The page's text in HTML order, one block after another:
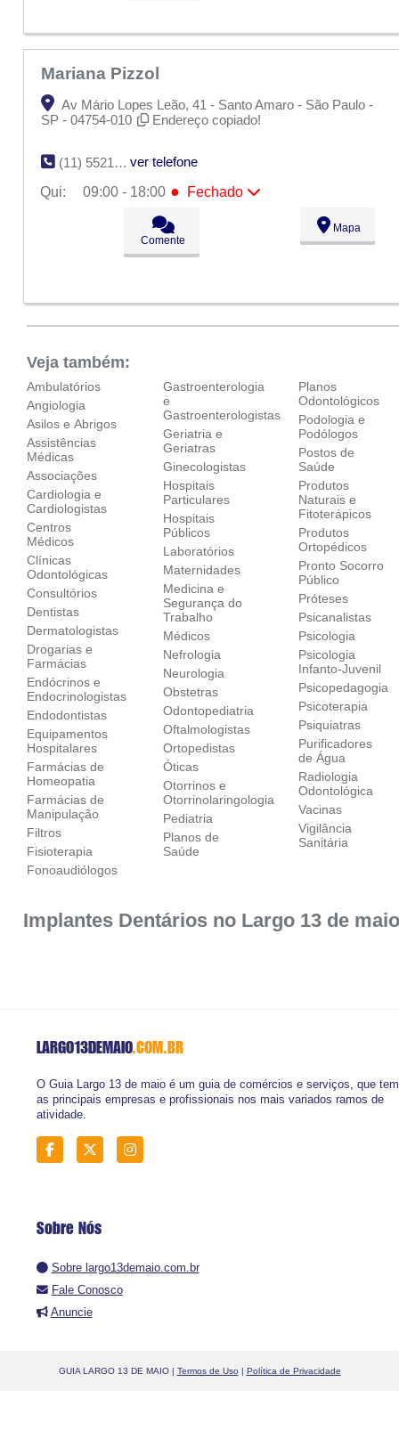
Mariana Pizzol
Av Mário Lopes Leão, 41 - Santo Amaro - São Paulo -
SP - 04754-010
Endereço copiado!
(11) 5521-3862
ver telefone
Qui:
09:00 - 18:00 ● Fechado
09:00 - 18:00
09:00 - 18:00
09:00 - 18:00
Comente
Mapa
Veja também:
Ambulatórios
Angiologia
Asilos e Abrigos
Assistências
Médicas
Associações
Cardiologia e
Cardiologistas
Centros
Médicos
Clínicas
Odontológicas
Consultórios
Dentistas
Dermatologistas
Drogarias e
Farmácias
Endócrinos e
Endocrinologistas
Endodontistas
Equipamentos
Hospitalares
Farmácias de
Homeopatia
Farmácias de
Manipulação
Filtros
Fisioterapia
Fonoaudiólogos
Gastroenterologia
e
Gastroenterologistas
Geriatria e
Geriatras
Ginecologistas
Hospitais
Particulares
Hospitais
Públicos
Laboratórios
Maternidades
Medicina e
Segurança do
Trabalho
Médicos
Nefrologia
Neurologia
Obstetras
Odontopediatria
Oftalmologistas
Ortopedistas
Óticas
Otorrinos e
Otorrinolaringologia
Pediatria
Planos de
Saúde
Planos
Odontológicos
Podologia e
Podólogos
Postos de
Saúde
Produtos
Naturais e
Fitoterápicos
Produtos
Ortopédicos
Pronto Socorro
Público
Próteses
Psicanalistas
Psicologia
Psicologia
Infanto-Juvenil
Psicopedagogia
Psicoterapia
Psiquiatras
Purificadores
de Água
Radiologia
Odontológica
Vacinas
Vigilância
Sanitária
Implantes Dentários no Largo 13 de
LARGO13DEMAIO.COM.BR
O Guia Largo 13 de maio é um guia de comércios e serviços, que tem
as principais empresas e profissionais nos mais variados ramos de
atividade.
Sobre Nós
Sobre largo13demaio.com.br
Fale Conosco
Anuncie
GUIA LARGO 13 DE MAIO | Termos de Uso | Política de Privacidade